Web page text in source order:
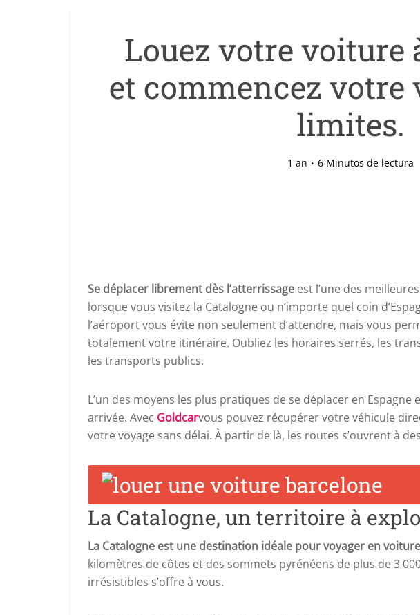
Louez votre voiture
et commencez votre
limites.
1 an 6 Minutos de lectura
Se déplacer librement dès l’atterrissage est l’une des
lorsque vous visitez la Catalogne ou n’importe quel coin
l’aéroport vous évite non seulement d’attendre, mais vous
totalement votre itinéraire. Oubliez les horaires serrés, les
les transports publics.
L’un des moyens les plus pratiques de se déplacer en
arrivée. Avec Goldcarvous pouvez récupérer votre véhicule
votre voyage sans délai. À partir de là, les routes s’ouvrent à
La Catalogne, un territoire à
La Catalogne est une destination idéale pour voyager en voiture
kilomètres de côtes et des sommets pyrénéens de plus de 3
irrésistibles s’offre à vous.